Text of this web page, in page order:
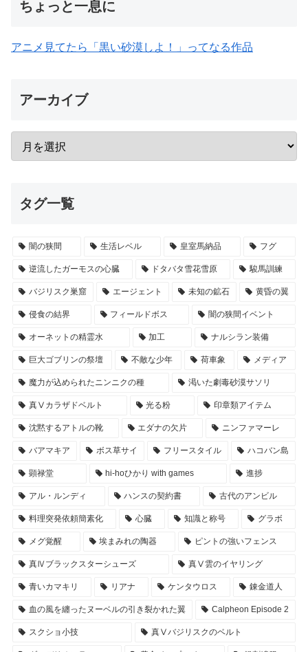
ちょっと一息に
アニメ見てたら「黒い砂漠しよ！」ってなる作品
アーカイブ
タグ一覧
闇の狭間 生活レベル 皇室馬納品 フグ
逆流したガーモスの心臓 ドタバタ雪花雪原 駿馬訓練
バジリスク巣窟 エージェント 未知の鉱石 黄昏の翼
侵食の結界 フィールドボス 闇の狭間イベント
オーネットの精霊水 加工 ナルシラン装備
巨大ゴブリンの祭壇 不敵な少年 荷車象 メディア
魔力が込められたニンニクの種 渇いた劇毒砂漠サソリ
真Ⅴカラザドベルト 光る粉 印章類アイテム
沈黙するアトルの靴 エダナの欠片 ニンファマーレ
バアマキア ボス草サイ フリースタイル ハコバン島
顕禄堂 hi-hoひかり with games 進捗
アル・ルンディ ハンスの契約書 古代のアンビル
料理突発依頼簡素化 心臓 知識と称号 グラボ
メグ覚醒 埃まみれの陶器 ピントの強いフェンス
真Ⅳブラックスターシューズ 真Ⅴ雲のイヤリング
青いカマキリ リアナ ケンタウロス 錬金道人
血の風を纏ったヌーベルの引き裂かれた翼 Calpheon Episode 2
スクショ小技 真Ⅴバジリスクのベルト